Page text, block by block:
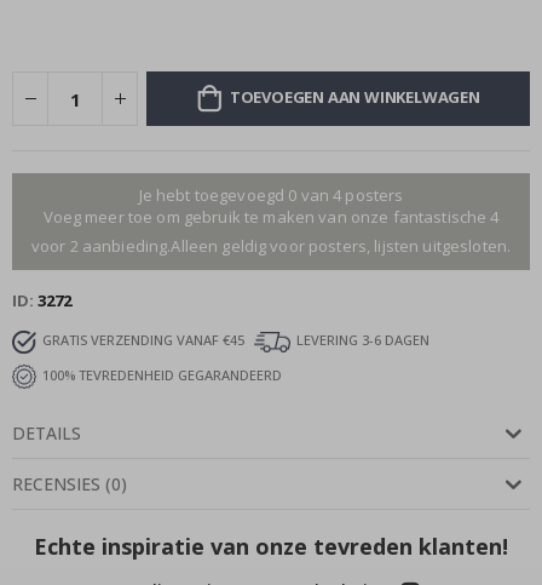
TOEVOEGEN AAN WINKELWAGEN
Je hebt toegevoegd 0 van 4 posters
Voeg meer toe om gebruik te maken van onze fantastische 4
voor 2 aanbieding.Alleen geldig voor posters, lijsten uitgesloten.
ID 3272
GRATIS VERZENDING VANAF €45
LEVERING 3-6 DAGEN
100% TEVREDENHEID GEGARANDEERD
DETAILS
RECENSIES (0)
Echte inspiratie van onze tevreden klanten!